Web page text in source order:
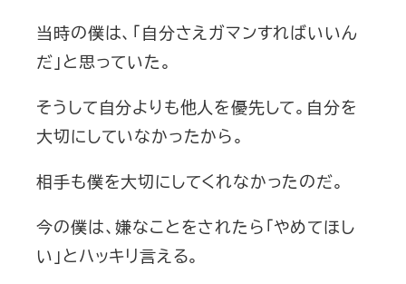
当時の僕は、「自分さえガマンすればいいん
だ」と思っていた。
そうして自分よりも他人を優先して。自分を
大切にしていなかったから。
相手も僕を大切にしてくれなかったのだ。
今の僕は、嫌なことをされたら「やめてほし
い」とハッキリ言える。